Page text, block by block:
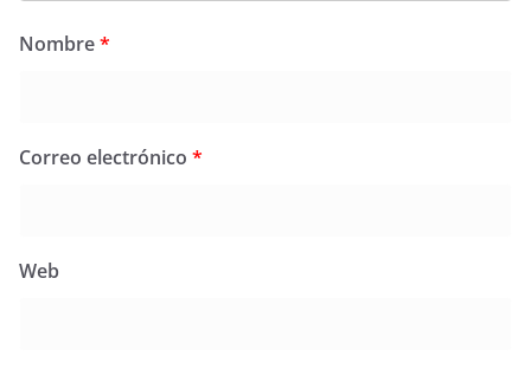
Nombre*
Correo electrónico *
Web